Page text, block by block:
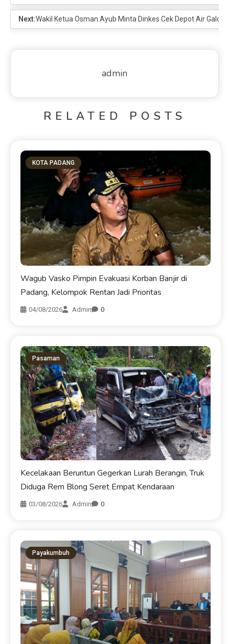
Next:Wakil Ketua Osman Ayub Minta Dinkes Cek Depot Air Galon
admin
RELATED POSTS
KOTA PADANG
Wagub Vasko Pimpin Evakuasi Korban Banjir di
Padang, Kelompok Rentan Jadi Prioritas
04/08/2026 Admin 0
Pasaman
Kecelakaan Beruntun Gegerkan Lurah Berangin, Truk
Diduga Rem Blong Seret Empat Kendaraan
03/08/2026 Admin 0
Payakumbuh